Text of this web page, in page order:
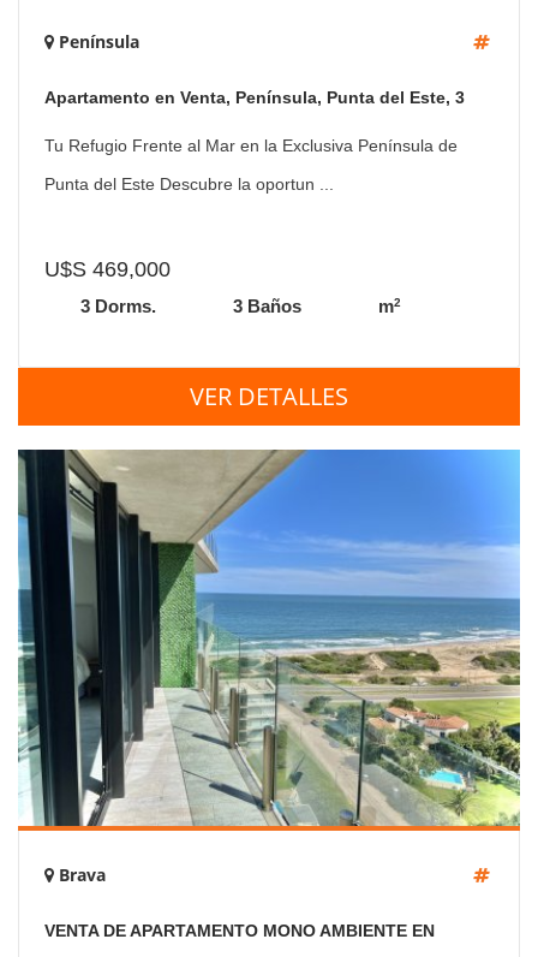
Península
Apartamento en Venta, Península, Punta del Este, 3
Dormitorios
Tu Refugio Frente al Mar en la Exclusiva Península de
Punta del Este Descubre la oportun ...
U$S 469,000
3 Dorms. 3 Baños m2
VER DETALLES
Brava
VENTA DE APARTAMENTO MONO AMBIENTE EN